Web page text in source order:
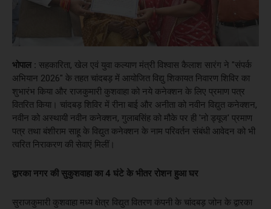
भोपाल : सहकारिता, खेल एवं युवा कल्याण मंत्री विश्वास कैलाश सारंग ने "संपर्क
अभियान 2026" के तहत चांदबड़ में आयोजित विद्यु शिकायत निवारण शिविर का
शुभारंभ किया और राजकुमारी कुशवाहा को नये कनेक्शन के लिए प्रमाण पत्र
वितरित किया। चांदबड़ शिविर में रीना बाई और अनीता को नवीन विद्युत कनेक्शन,
नवीन को अस्थायी नवीन कनेक्शन, गुलाबसिंह को मौके पर ही 'नो ड्यूज' प्रमाण
पत्र तथा बंशीराम साहू के विद्युत कनेक्शन के नाम परिवर्तन संबंधी आवेदन को भी
त्वरित निराकरण की सेवाएं मिलीं।
द्वारका नगर की सुकुशवाहा का 4 घंटे के भीतर रोशन हुआ घर
सुराजकुमारी कुशवाहा मध्य क्षेत्र विद्युत वितरण कंपनी के चांदबड़ जोन के द्वारका